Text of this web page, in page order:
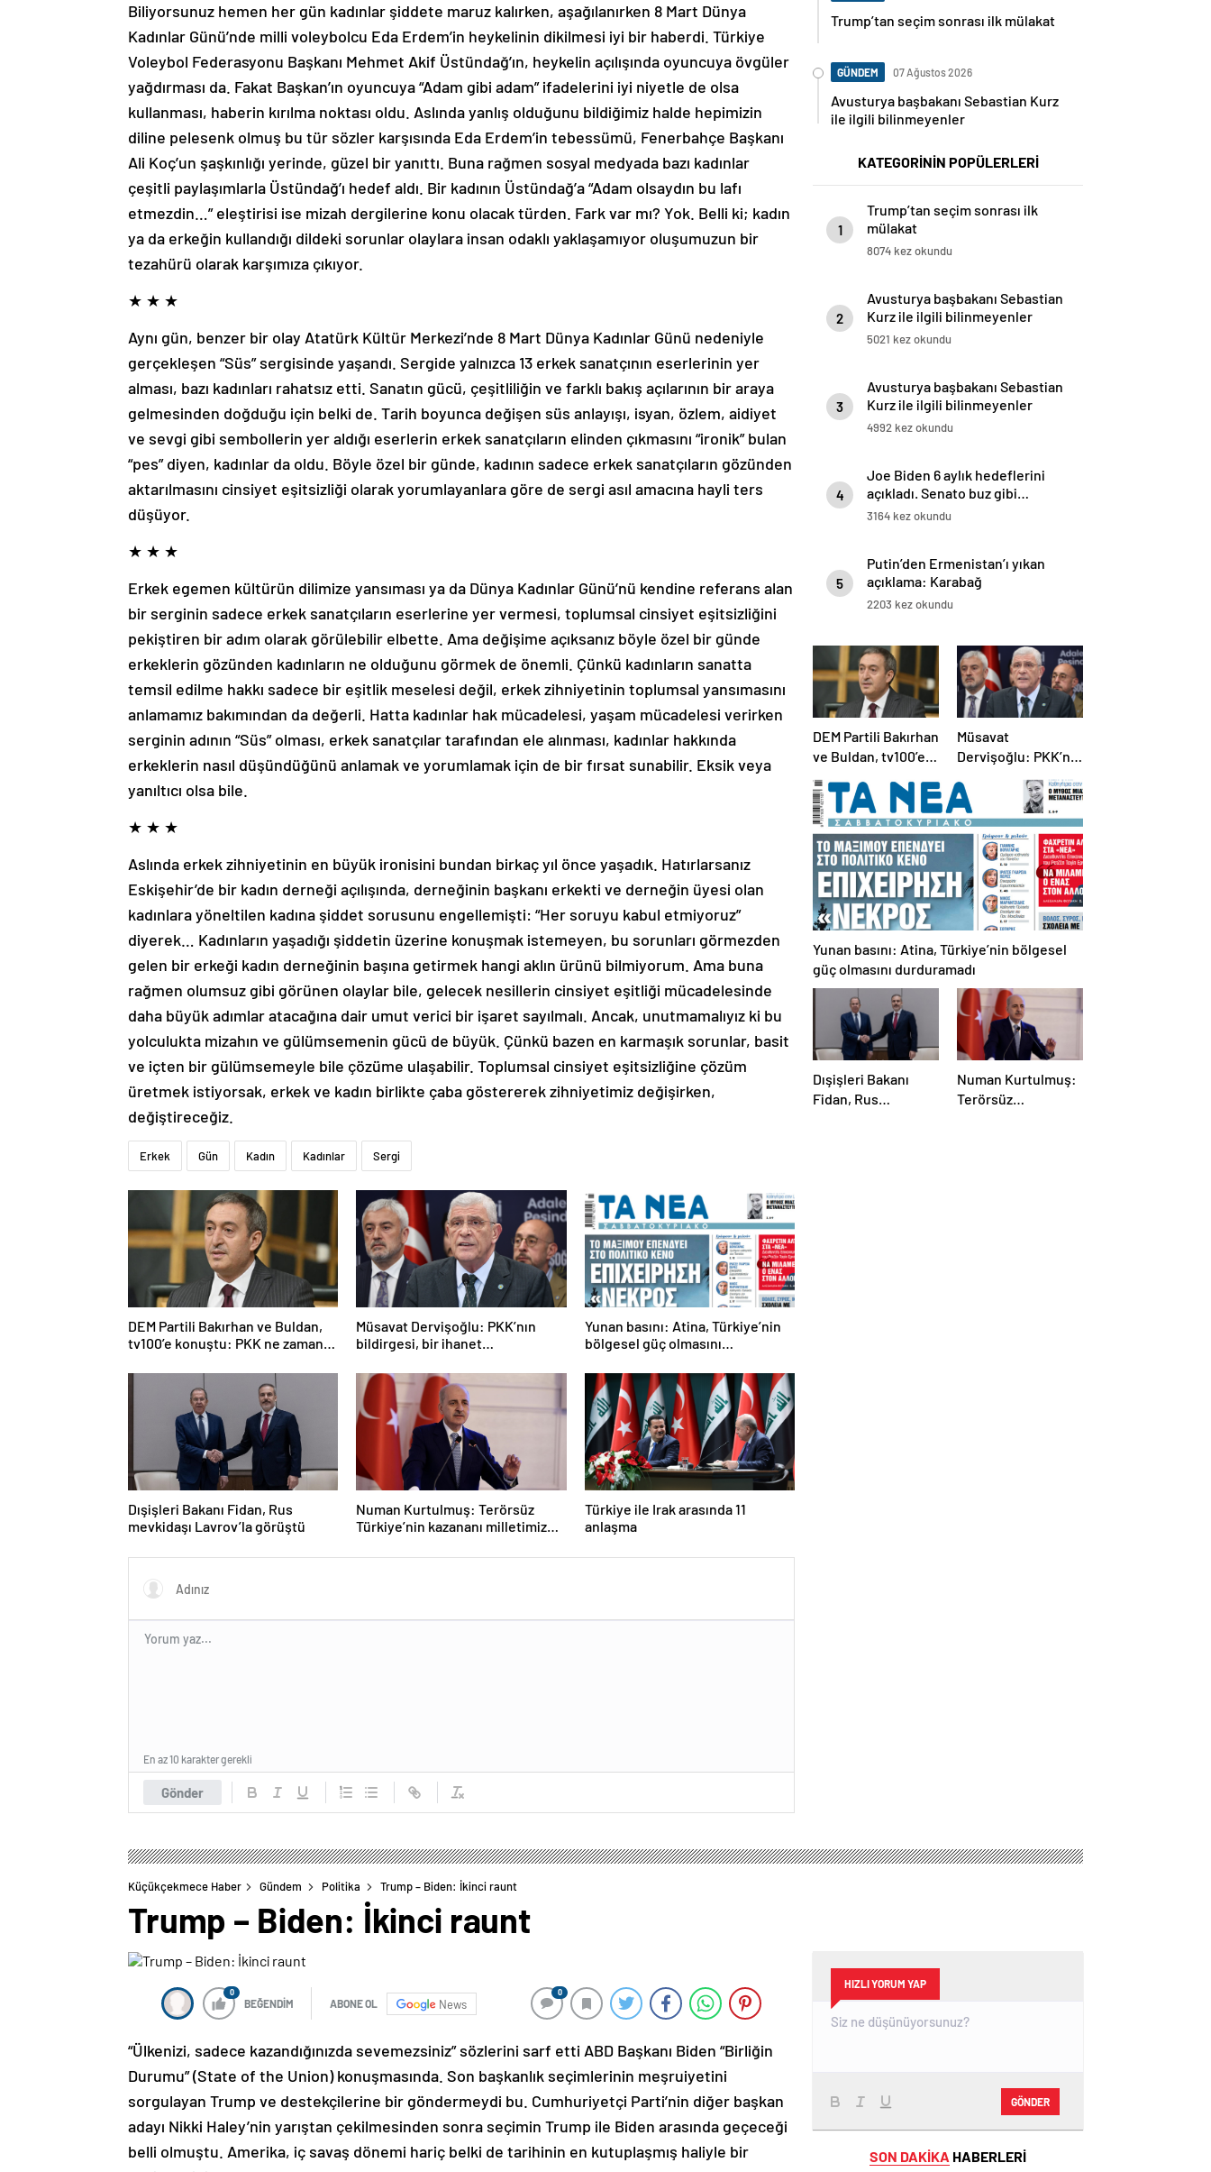
Biliyorsunuz hemen her gün kadınlar şiddete maruz kalırken, aşağılanırken 8 Mart Dünya
Kadınlar Günü’nde milli voleybolcu Eda Erdem’in heykelinin dikilmesi iyi bir haberdi. Türkiye
Voleybol Federasyonu Başkanı Mehmet Akif Üstündağ’ın, heykelin açılışında oyuncuya övgüler
yağdırması da. Fakat Başkan’ın oyuncuya “Adam gibi adam” ifadelerini iyi niyetle de olsa
kullanması, haberin kırılma noktası oldu. Aslında yanlış olduğunu bildiğimiz halde hepimizin
diline pelesenk olmuş bu tür sözler karşısında Eda Erdem’in tebessümü, Fenerbahçe Başkanı
Ali Koç’un şaşkınlığı yerinde, güzel bir yanıttı. Buna rağmen sosyal medyada bazı kadınlar
çeşitli paylaşımlarla Üstündağ’ı hedef aldı. Bir kadının Üstündağ’a “Adam olsaydın bu lafı
etmezdin…” eleştirisi ise mizah dergilerine konu olacak türden. Fark var mı? Yok. Belli ki; kadın
ya da erkeğin kullandığı dildeki sorunlar olaylara insan odaklı yaklaşamıyor oluşumuzun bir
tezahürü olarak karşımıza çıkıyor.
★ ★ ★
Aynı gün, benzer bir olay Atatürk Kültür Merkezi’nde 8 Mart Dünya Kadınlar Günü nedeniyle
gerçekleşen “Süs” sergisinde yaşandı. Sergide yalnızca 13 erkek sanatçının eserlerinin yer
alması, bazı kadınları rahatsız etti. Sanatın gücü, çeşitliliğin ve farklı bakış açılarının bir araya
gelmesinden doğduğu için belki de. Tarih boyunca değişen süs anlayışı, isyan, özlem, aidiyet
ve sevgi gibi sembollerin yer aldığı eserlerin erkek sanatçıların elinden çıkmasını “ironik” bulan
“pes” diyen, kadınlar da oldu. Böyle özel bir günde, kadının sadece erkek sanatçıların gözünden
aktarılmasını cinsiyet eşitsizliği olarak yorumlayanlara göre de sergi asıl amacına hayli ters
düşüyor.
★ ★ ★
Erkek egemen kültürün dilimize yansıması ya da Dünya Kadınlar Günü’nü kendine referans alan
bir serginin sadece erkek sanatçıların eserlerine yer vermesi, toplumsal cinsiyet eşitsizliğini
pekiştiren bir adım olarak görülebilir elbette. Ama değişime açıksanız böyle özel bir günde
erkeklerin gözünden kadınların ne olduğunu görmek de önemli. Çünkü kadınların sanatta
temsil edilme hakkı sadece bir eşitlik meselesi değil, erkek zihniyetinin toplumsal yansımasını
anlamamız bakımından da değerli. Hatta kadınlar hak mücadelesi, yaşam mücadelesi verirken
serginin adının “Süs” olması, erkek sanatçılar tarafından ele alınması, kadınlar hakkında
erkeklerin nasıl düşündüğünü anlamak ve yorumlamak için de bir fırsat sunabilir. Eksik veya
yanıltıcı olsa bile.
★ ★ ★
Aslında erkek zihniyetinin en büyük ironisini bundan birkaç yıl önce yaşadık. Hatırlarsanız
Eskişehir’de bir kadın derneği açılışında, derneğinin başkanı erkekti ve derneğin üyesi olan
kadınlara yöneltilen kadına şiddet sorusunu engellemişti: “Her soruyu kabul etmiyoruz”
diyerek… Kadınların yaşadığı şiddetin üzerine konuşmak istemeyen, bu sorunları görmezden
gelen bir erkeği kadın derneğinin başına getirmek hangi aklın ürünü bilmiyorum. Ama buna
rağmen olumsuz gibi görünen olaylar bile, gelecek nesillerin cinsiyet eşitliği mücadelesinde
daha büyük adımlar atacağına dair umut verici bir işaret sayılmalı. Ancak, unutmamalıyız ki bu
yolculukta mizahın ve gülümsemenin gücü de büyük. Çünkü bazen en karmaşık sorunlar, basit
ve içten bir gülümsemeyle bile çözüme ulaşabilir. Toplumsal cinsiyet eşitsizliğine çözüm
üretmek istiyorsak, erkek ve kadın birlikte çaba göstererek zihniyetimiz değişirken,
değiştireceğiz.
Erkek Gün Kadın Kadınlar Sergi
DEM Partili Bakırhan ve Buldan,
tv100’e konuştu: PKK ne zaman
Müsavat Dervişoğlu: PKK’nın
bildirgesi, bir ihanet
Yunan basını: Atina, Türkiye’nin
bölgesel güç olmasını
Dışişleri Bakanı Fidan, Rus
mevkidaşı Lavrov’la görüştü
Numan Kurtulmuş: Terörsüz
Türkiye’nin kazananı milletimiz
Türkiye ile Irak arasında 11
anlaşma
Gönder
En az 10 karakter gerekli
Trump’tan seçim sonrası ilk mülakat
GÜNDEM 07 Ağustos 2026
Avusturya başbakanı Sebastian Kurz
ile ilgili bilinmeyenler
KATEGORİNİN POPÜLERLERİ
1
Trump’tan seçim sonrası ilk
mülakat
8074 kez okundu
2
Avusturya başbakanı Sebastian
Kurz ile ilgili bilinmeyenler
5021 kez okundu
3
Avusturya başbakanı Sebastian
Kurz ile ilgili bilinmeyenler
4992 kez okundu
4
Joe Biden 6 aylık hedeflerini
açıkladı. Senato buz gibi…
3164 kez okundu
5
Putin’den Ermenistan’ı yıkan
açıklama: Karabağ
Azerbaycan’ın ayrılmaz bir
2203 kez okundu
DEM Partili Bakırhan
ve Buldan, tv100’e
konuştu: PKK ne
zaman kendini
feshedecek
Müsavat
Dervişoğlu: PKK’nın
bildirgesi, bir ihanet
açıklamasıdır
Yunan basını: Atina, Türkiye’nin bölgesel
güç olmasını durduramadı
Dışişleri Bakanı
Fidan, Rus
Numan Kurtulmuş:
Terörsüz
Küçükçekmece Haber Gündem Politika Trump – Biden: İkinci raunt
Trump – Biden: İkinci raunt
0
BEĞENDİM ABONE OL News
0
“Ülkenizi, sadece kazandığınızda sevemezsiniz” sözlerini sarf etti ABD Başkanı Biden “Birliğin
Durumu” (State of the Union) konuşmasında. Son başkanlık seçimlerinin meşruiyetini
sorgulayan Trump ve destekçilerine bir göndermeydi bu. Cumhuriyetçi Parti’nin diğer başkan
adayı Nikki Haley’nin yarıştan çekilmesinden sonra seçimin Trump ile Biden arasında geçeceği
belli olmuştu. Amerika, iç savaş dönemi hariç belki de tarihinin en kutuplaşmış haliyle bir
HIZLI YORUM YAP
GÖNDER
SON DAKİKA HABERLERİ